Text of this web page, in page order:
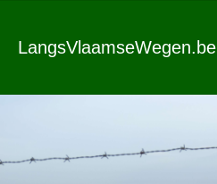
LangsVlaamseWegen.be